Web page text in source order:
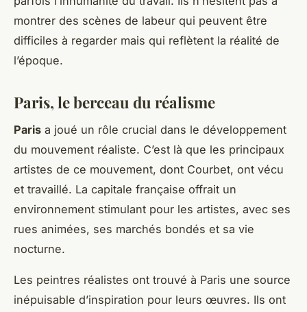
montrer des scènes de labeur qui peuvent être
difficiles à regarder mais qui reflètent la réalité de
l’époque.
Paris, le berceau du réalisme
Paris a joué un rôle crucial dans le développement
du mouvement réaliste. C’est là que les principaux
artistes de ce mouvement, dont Courbet, ont vécu
et travaillé. La capitale française offrait un
environnement stimulant pour les artistes, avec ses
rues animées, ses marchés bondés et sa vie
nocturne.
Les peintres réalistes ont trouvé à Paris une source
inépuisable d’inspiration pour leurs œuvres. Ils ont